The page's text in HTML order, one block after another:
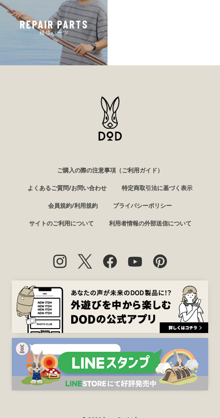
REPAIR PARTS
補修パーツ
ご購入の際の注意事項（ご利用ガイド）
よくあるご質問/お問い合わせ 特定商取引法に基づく表示
会員規約/利用規約 プライバシーポリシー
サイトのご利用について 利用者情報の外部送信について